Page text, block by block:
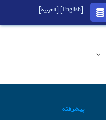
پیشرفته
[العربية]